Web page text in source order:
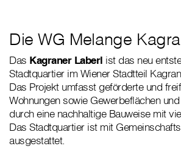
Die WG Melange
Das Kagraner Laberl ist das neu
Stadtquartier im Wiener Stadtteil
Das Projekt umfasst geförderte und
Wohnungen sowie Gewerbeflächen
durch eine nachhaltige Bauweise mit
Das Stadtquartier ist mit
ausgestattet.